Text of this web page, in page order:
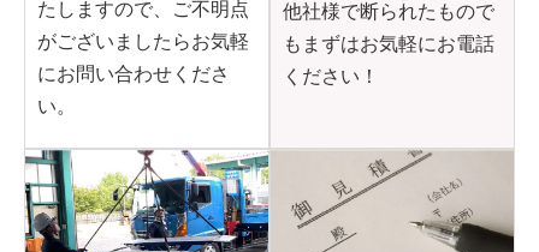
たしますので、ご不明点
がございましたらお気軽
にお問い合わせくださ
い。
他社様で断られたもので
もまずはお気軽にお電話
ください！